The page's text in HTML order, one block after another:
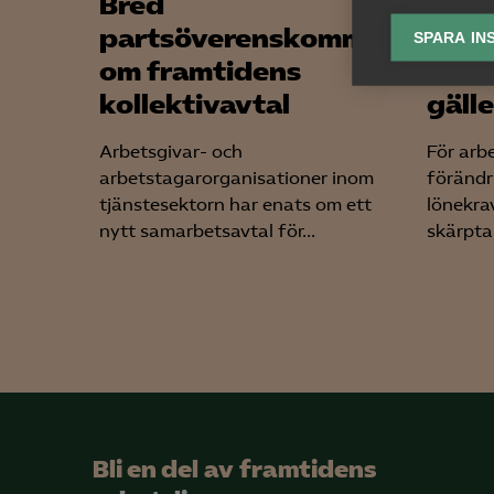

SPARA
partsöverenskommelse
om framtidens
kollektivavtal
Arbetsgivar- och
arbetstagarorganisationer inom
tjänstesektorn har enats om ett
nytt samarbetsavtal för...
För
skärpta
Bli en del av framtidens